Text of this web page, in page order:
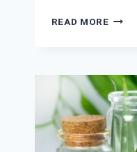
READ MORE
ANDA